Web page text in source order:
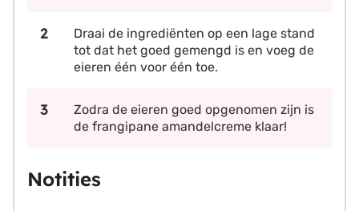
Draai de ingrediënten op een lage stand
tot dat het goed gemengd is en voeg de
eieren één voor één toe.
Zodra de eieren goed opgenomen zijn is
de frangipane amandelcreme klaar!
Notities